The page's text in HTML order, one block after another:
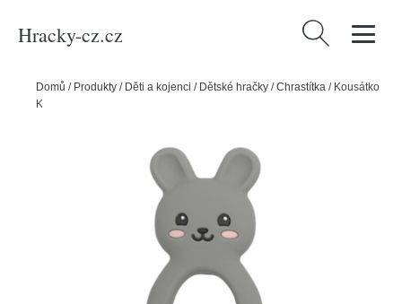
Hracky-cz.cz Vyhledávání
Domů / Produkty / Děti a kojenci / Dětské hračky /Chrastítka / Kousátko
Králíček, šedé